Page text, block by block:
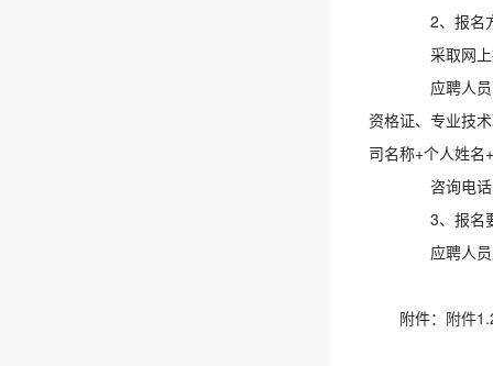
2、报名
采取网上
应聘人员
资格证、专业技
司名称+个人姓名
咨询电话
3、报名
应聘人员
附件： 附件